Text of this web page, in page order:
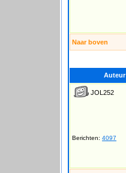
Naar boven
Auteur
JOL252
Berichten: 4097